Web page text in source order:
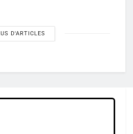
D'ARTICLES